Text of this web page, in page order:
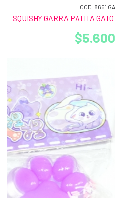
COD. 8651
SQUISHY GARRA PATITA